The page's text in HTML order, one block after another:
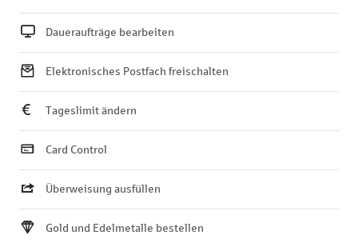
Daueraufträge bearbeiten
Elektronisches Postfach freischalten
Tageslimit ändern
Card Control
Überweisung ausfüllen
Gold und Edelmetalle bestellen